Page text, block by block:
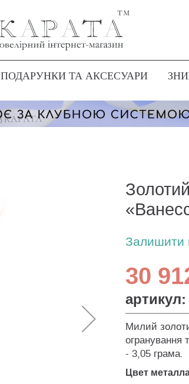
ПОДАРУНКИ ТА АКСЕСУАРИ
Залишити
30
артикул:
Милий
огранування
- 3,05 грама.
Цвет